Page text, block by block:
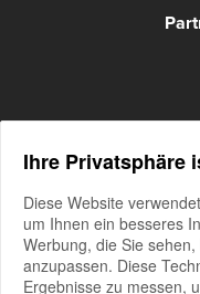
Ihre Privatsphäre
Diese Website
um Ihnen ein besseres
Werbung, die Sie
anzupassen. Diese
Ergebnisse zu messen,